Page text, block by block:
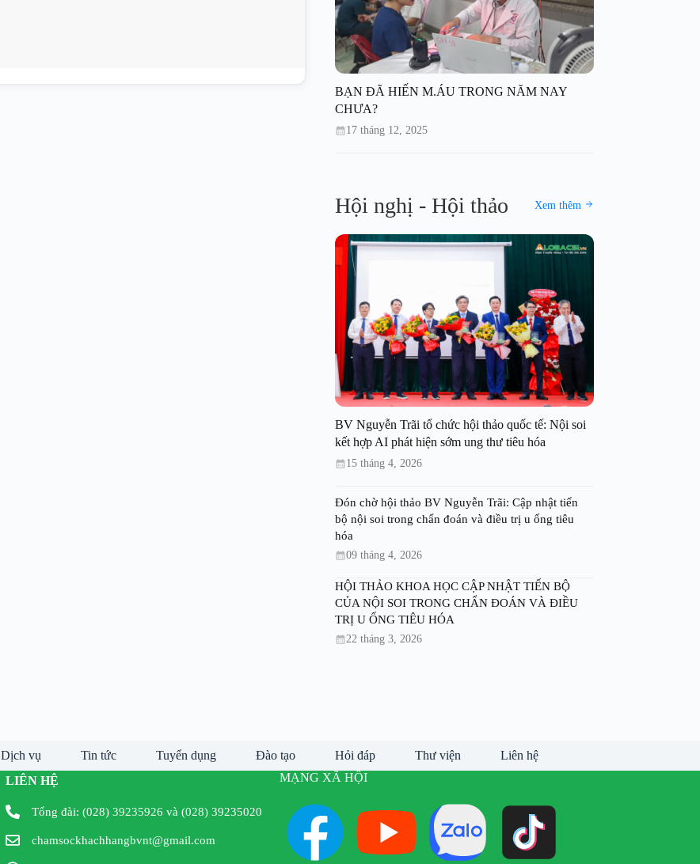
BẠN ĐÃ HIẾN M.ÁU TRONG NĂM NAY
CHƯA?
17 tháng 12, 2025
Hội nghị - Hội thảo Xem thêm
BV Nguyễn Trãi tổ chức hội thảo quốc tế: Nội soi
kết hợp AI phát hiện sớm ung thư tiêu hóa
15 tháng 4, 2026
Đón chờ hội thảo BV Nguyễn Trãi: Cập nhật tiến
bộ nội soi trong chẩn đoán và điều trị u ống tiêu
hóa
09 tháng 4, 2026
HỘI THẢO KHOA HỌC CẬP NHẬT TIẾN BỘ
CỦA NỘI SOI TRONG CHẨN ĐOÁN VÀ ĐIỀU
TRỊ U ỐNG TIÊU HÓA
22 tháng 3, 2026
Dịch vụ Tin tức Tuyển dụng Đào tạo Hỏi đáp Thư viện Liên hệ
LIÊN HỆ
Tổng đài: (028) 39235926 và (028) 39235020
chamsockhachhangbvnt@gmail.com
MẠNG XÃ HỘI